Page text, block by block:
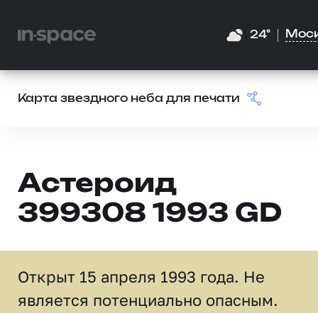
24°
Карта звездного неба для печати
Астероид
399308 1993 GD
Открыт 15 апреля 1993 года. Не
является потенциально опасным.